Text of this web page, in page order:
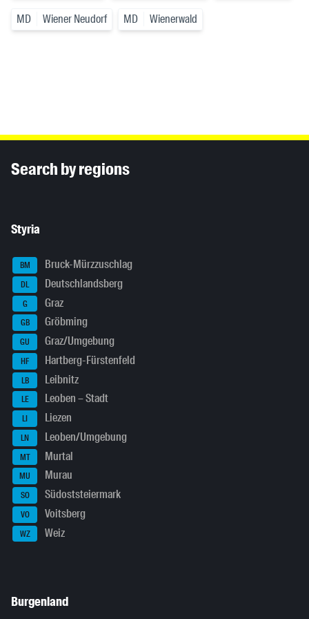
MD Wiener Neudorf MD Wienerwald
Search by regions
Styria
BM Bruck-Mürzzuschlag
DL Deutschlandsberg
G Graz
GB Gröbming
GU Graz/Umgebung
HF Hartberg-Fürstenfeld
LB Leibnitz
LE Leoben – Stadt
LI Liezen
LN Leoben/Umgebung
MT Murtal
MU Murau
SO Südoststeiermark
VO Voitsberg
WZ Weiz
Burgenland